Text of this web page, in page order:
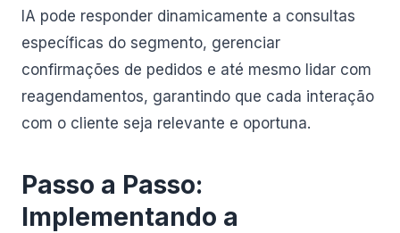
IA pode responder dinamicamente a consultas
específicas do segmento, gerenciar
confirmações de pedidos e até mesmo lidar com
reagendamentos, garantindo que cada interação
com o cliente seja relevante e oportuna.
Passo a Passo:
Implementando a